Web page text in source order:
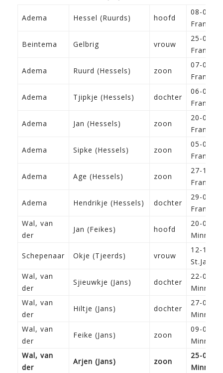
Adema Hessel (Ruurds) hoofd
08-03-
Franeker
Beintema Gelbrig vrouw
25-09-
Franeker
Adema Ruurd (Hessels) zoon
07-06-
Franeker
Adema Tjipkje (Hessels) dochter
06-05-
Franeker
Adema Jan (Hessels) zoon
20-05-
Franeker
Adema Sipke (Hessels) zoon
05-08-
Franeker
Adema Age (Hessels) zoon
27-10-
Franeker
Adema Hendrikje (Hessels) dochter
29-07-
Franeker
Wal, van
der
Jan (Feikes) hoofd
20-05-
Schepenaar Okje (Tjeerds) vrouw
12-12-
Wal, van
der
Sjieuwkje (Jans) dochter
22-09-
Wal, van
der
Hiltje (Jans) dochter
27-03-
Wal, van
der
Feike (Jans) zoon
09-08-
Wal, van
der
Arjen (Jans) zoon
25-01-